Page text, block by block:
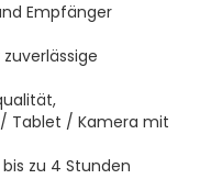
Empfänger
Tablet / Kamera mit
zu 4 Stunden